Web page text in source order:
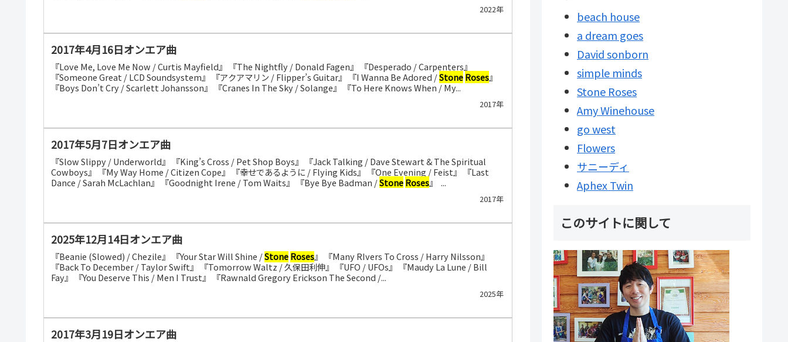
2022年
2017年4月16日オンエア曲
『Love Me, Love Me Now / Curtis Mayfield』 『The Nightfly / Donald Fagen』 『Desperado / Carpenters』
『Someone Great / LCD Soundsystem』 『アクアマリン / Flipper’s Guitar』 『I Wanna Be Adored /StoneRoses』
『Boys Don’t Cry / Scarlett Johansson』 『Cranes In The Sky / Solange』 『To Here Knows When / My...
2017年
2017年5月7日オンエア曲
『Slow Slippy / Underworld』 『King’s Cross / Pet Shop Boys』 『Jack Talking / Dave Stewart & The Spiritual
Cowboys』 『My Way Home / Citizen Cope』 『幸せであるように / Flying Kids』 『One Evening / Feist』 『Last
Dance / Sarah McLachlan』 『Goodnight Irene / Tom Waits』 『Bye Bye Badman /StoneRoses』 ...
2017年
2025年12月14日オンエア曲
『Beanie (Slowed) / Chezile』 『Your Star Will Shine /StoneRoses』 『Many RIvers To Cross / Harry Nilsson』
『Back To December / Taylor Swift』 『Tomorrow Waltz / 久保田利伸』 『UFO / UFOs』 『Maudy La Lune / Bill
Fay』 『You Deserve This / Men I Trust』 『Rawnald Gregory Erickson The Second /...
2025年
2017年3月19日オンエア曲
beach house
a dream goes
David sonborn
simple minds
Stone Roses
Amy Winehouse
go west
Flowers
サニーディ
Aphex Twin
このサイトに関して